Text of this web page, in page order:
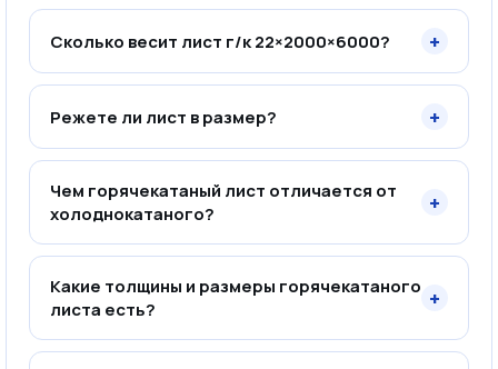
Сколько весит лист г/к 22×2000×6000? +
Режете ли лист в размер? +
Чем горячекатаный лист отличается от
холоднокатаного?
+
Какие толщины и размеры горячекатаного
листа есть?
+